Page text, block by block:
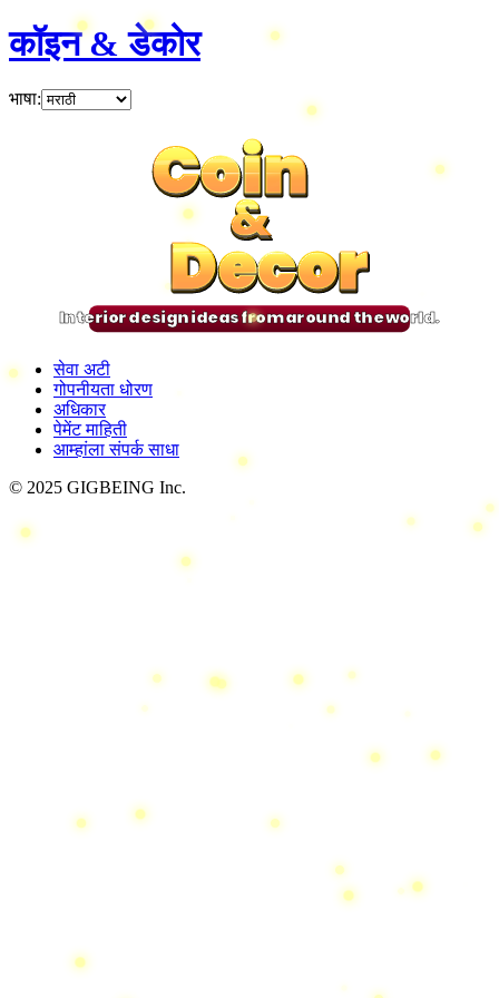
कॉइन & डेकोर
भाषा:
Coin
&
Decor
Coin
&
Decor
Coin
&
Decor
Coin
&
Decor
Interior design ideas from around the world.
सेवा अटी
गोपनीयता धोरण
अधिकार
पेमेंट माहिती
आम्हांला संपर्क साधा
© 2025 GIGBEING Inc.